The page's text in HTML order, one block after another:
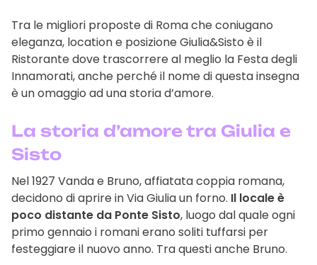
Tra le migliori proposte di Roma che coniugano
eleganza, location e posizione Giulia&Sisto è il
Ristorante dove trascorrere al meglio la Festa degli
Innamorati, anche perché il nome di questa insegna
è un omaggio ad una storia d’amore.
La storia d’amore tra Giulia e
Sisto
Nel 1927 Vanda e Bruno, affiatata coppia romana,
decidono di aprire in Via Giulia un forno. Il locale è
poco distante da Ponte Sisto, luogo dal quale ogni
primo gennaio i romani erano soliti tuffarsi per
festeggiare il nuovo anno. Tra questi anche Bruno.